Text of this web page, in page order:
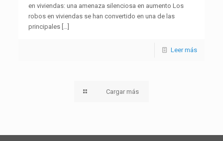
en viviendas: una amenaza silenciosa en aumento Los
robos en viviendas se han convertido en una de las
principales […]
Leer más
Cargar más